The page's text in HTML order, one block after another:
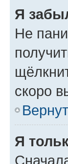
Я
Не
скоро
Я